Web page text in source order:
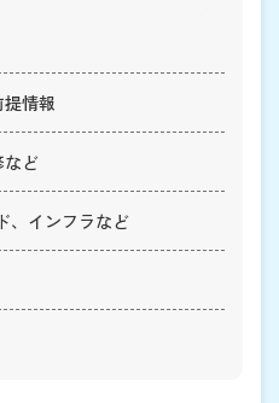
情報
ど
、インフラなど